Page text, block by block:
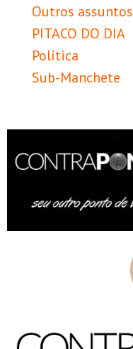
Outros assuntos
PITACO DO DIA
Política
Sub-Manchete